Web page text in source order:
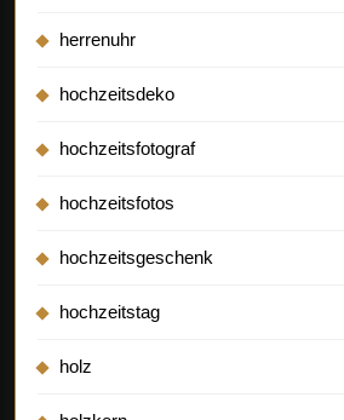
herrenuhr
hochzeitsdeko
hochzeitsfotograf
hochzeitsfotos
hochzeitsgeschenk
hochzeitstag
holz